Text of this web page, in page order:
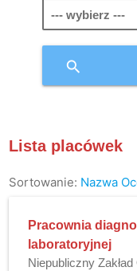
search
Lista placówek
Sortowanie: Nazwa
Pracownia
laboratoryjnej
Niepubliczny Zakład